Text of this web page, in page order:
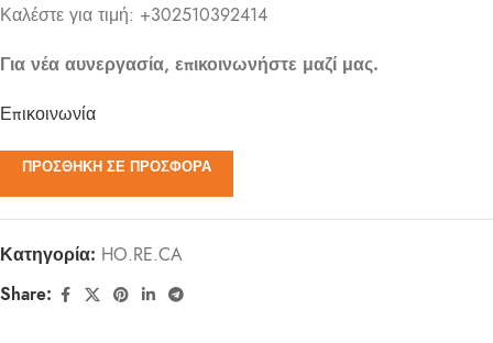
Καλέστε για τιμή: +302510392414
Για νέα αυνεργασία, επικοινωνήστε μαζί μας.
Επικοινωνία
ΠΡΟΣΘΉΚΗ ΣΕ ΠΡΟΣΦΟΡΆ
Κατηγορία: HO.RE.CA
Share: